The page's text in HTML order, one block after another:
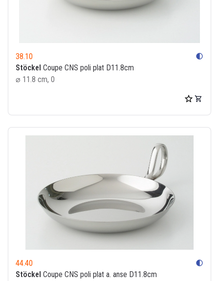
38.10 contrast
Stöckel Coupe CNS poli plat D11.8cm
⌀ 11.8 cm, 0
44.40 contrast
Stöckel Coupe CNS poli plat a. anse D11.8cm